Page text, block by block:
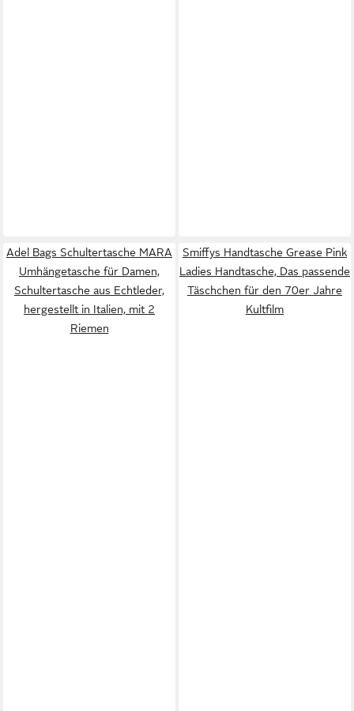
Adel Bags Schultertasche MARA
Umhängetasche für Damen,
Schultertasche aus Echtleder,
hergestellt in Italien, mit 2
Riemen
Smiffys Handtasche Grease Pink
Ladies Handtasche, Das passende
Täschchen für den 70er Jahre
Kultfilm